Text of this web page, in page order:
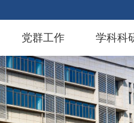
党群工作 学科科